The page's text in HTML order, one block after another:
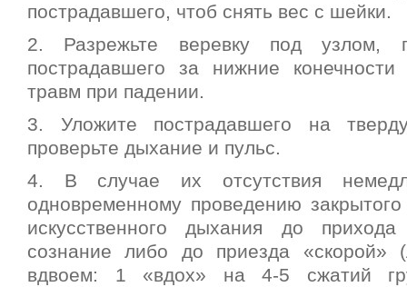
пострадавшего, чтоб снять вес с шейки.
2. Разрежьте веревку под узлом,
пострадавшего за нижние конечности
травм при падении.
3. Уложите пострадавшего на
проверьте дыхание и пульс.
4. В случае их отсутствия
одновременному проведению
искусственного дыхания до
сознание либо до приезда «скорой»
вдвоем: 1 «вдох» на 4-5 сжатий